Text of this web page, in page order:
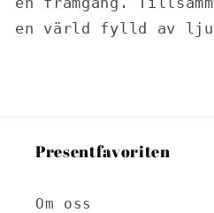
en värld fylld av
Presentfavoriten
Om oss